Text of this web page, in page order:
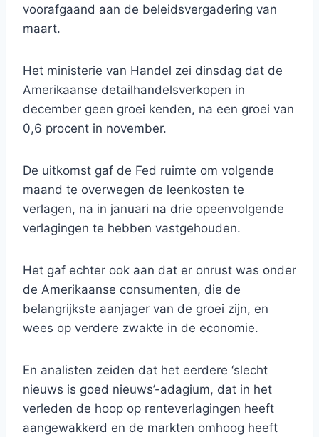
voorafgaand aan de beleidsvergadering van
maart.
Het ministerie van Handel zei dinsdag dat de
Amerikaanse detailhandelsverkopen in
december geen groei kenden, na een groei van
0,6 procent in november.
De uitkomst gaf de Fed ruimte om volgende
maand te overwegen de leenkosten te
verlagen, na in januari na drie opeenvolgende
verlagingen te hebben vastgehouden.
Het gaf echter ook aan dat er onrust was onder
de Amerikaanse consumenten, die de
belangrijkste aanjager van de groei zijn, en
wees op verdere zwakte in de economie.
En analisten zeiden dat het eerdere ‘slecht
nieuws is goed nieuws’-adagium, dat in het
verleden de hoop op renteverlagingen heeft
aangewakkerd en de markten omhoog heeft